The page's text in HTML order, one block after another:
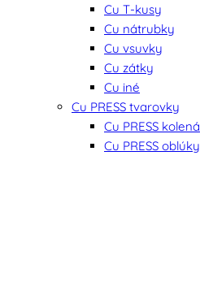
Cu T-kusy
Cu nátrubky
Cu vsuvky
Cu zátky
Cu iné
Cu PRESS tvarovky
Cu PRESS kolená
Cu PRESS oblúky